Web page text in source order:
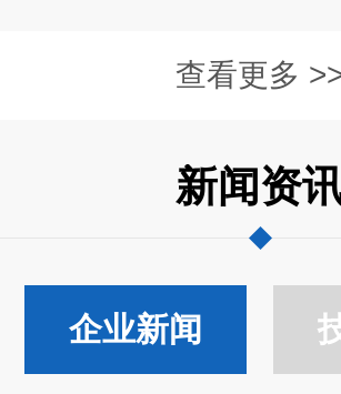
查看更多
新闻资
企业新闻